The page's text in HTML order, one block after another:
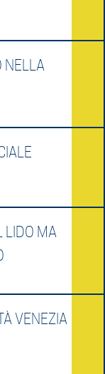
NELLA
LIDO MA
VENEZIA